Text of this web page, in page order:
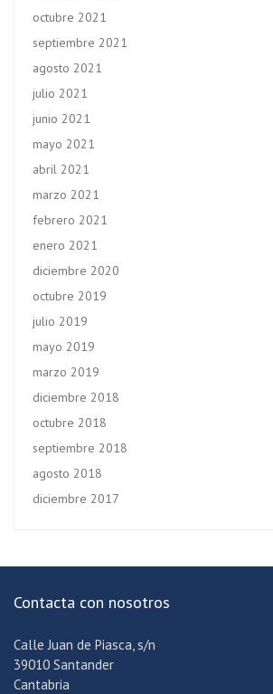
octubre 2021
septiembre 2021
agosto 2021
julio 2021
junio 2021
mayo 2021
abril 2021
marzo 2021
febrero 2021
enero 2021
diciembre 2020
octubre 2019
julio 2019
mayo 2019
marzo 2019
diciembre 2018
octubre 2018
septiembre 2018
agosto 2018
diciembre 2017
Contacta con nosotros
Calle Juan de Piasca, s/n
39010 Santander
Cantabria